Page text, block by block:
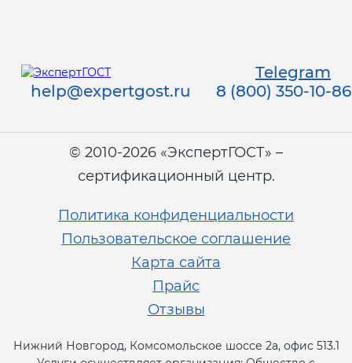
Telegram
help@expertgost.ru
8 (800) 350-10-86
© 2010-2026 «ЭкспертГОСТ» –
сертификационный центр.
Политика конфиденциальности
Пользовательское соглашение
Карта сайта
Прайс
Отзывы
Нижний Новгород, Комсомольское шоссе 2а, офис 513.1